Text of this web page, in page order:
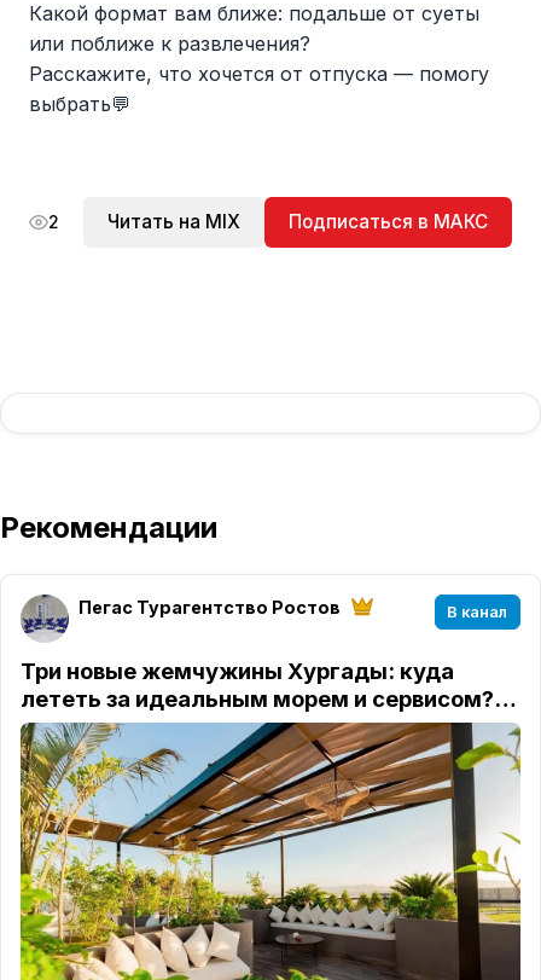
Какой формат вам ближе: подальше от суеты
или поближе к развлечения?
Расскажите, что хочется от отпуска — помогу
выбрать💬
2 Читать на MIX Подписаться в МАКС
Рекомендации
Пегас Турагентство Ростов В канал
Три новые жемчужины Хургады: куда
лететь за идеальным морем и сервисом?…